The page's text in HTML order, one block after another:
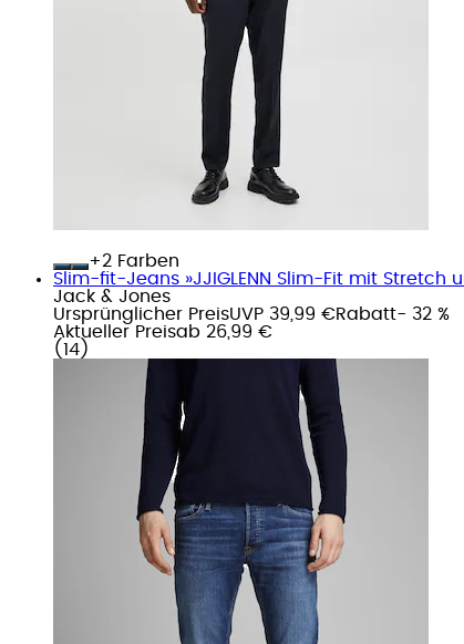
+
Farben
Slim-fit-Jeans »JJIGLENN Slim-Fit mit Stretch
Jack & Jones
Ursprünglicher PreisUVP 39,99 €Rabatt- 32 %
Aktueller Preisab 26,99 €
( 14 )